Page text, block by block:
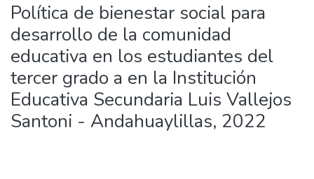
Política de bienestar social para
desarrollo de la comunidad
educativa en los estudiantes del
tercer grado a en la Institución
Educativa Secundaria Luis Vallejos
Santoni - Andahuaylillas, 2022